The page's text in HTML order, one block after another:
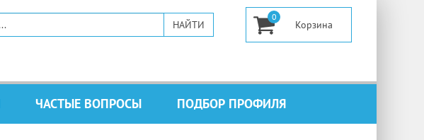
0
ЧАСТЫЕ ВОПРОСЫ ПОДБОР ПРОФИЛЯ